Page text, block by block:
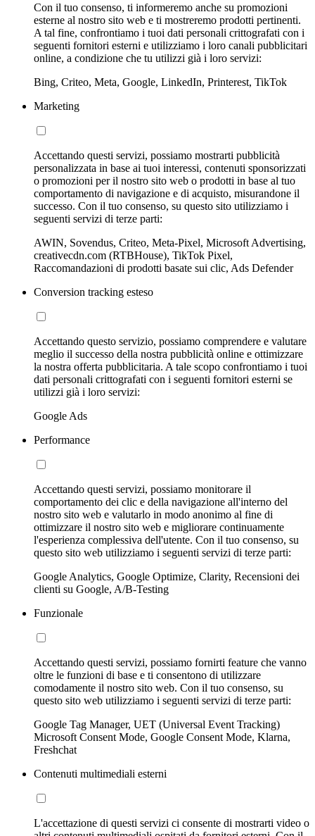
Con il tuo consenso, ti informeremo anche su promozioni
esterne al nostro sito web e ti mostreremo prodotti pertinenti.
A tal fine, confrontiamo i tuoi dati personali crittografati con i
seguenti fornitori esterni e utilizziamo i loro canali pubblicitari
online, a condizione che tu utilizzi già i loro servizi:
Bing, Criteo, Meta, Google, LinkedIn, Printerest, TikTok
Marketing
Accettando questi servizi, possiamo mostrarti pubblicità
personalizzata in base ai tuoi interessi, contenuti sponsorizzati
o promozioni per il nostro sito web o prodotti in base al tuo
comportamento di navigazione e di acquisto, misurandone il
successo. Con il tuo consenso, su questo sito utilizziamo i
seguenti servizi di terze parti:
AWIN, Sovendus, Criteo, Meta-Pixel, Microsoft Advertising,
creativecdn.com (RTBHouse), TikTok Pixel,
Raccomandazioni di prodotti basate sui clic, Ads Defender
Conversion tracking esteso
Accettando questo servizio, possiamo comprendere e valutare
meglio il successo della nostra pubblicità online e ottimizzare
la nostra offerta pubblicitaria. A tale scopo confrontiamo i tuoi
dati personali crittografati con i seguenti fornitori esterni se
utilizzi già i loro servizi:
Google Ads
Performance
Accettando questi servizi, possiamo monitorare il
comportamento dei clic e della navigazione all'interno del
nostro sito web e valutarlo in modo anonimo al fine di
ottimizzare il nostro sito web e migliorare continuamente
l'esperienza complessiva dell'utente. Con il tuo consenso, su
questo sito web utilizziamo i seguenti servizi di terze parti:
Google Analytics, Google Optimize, Clarity, Recensioni dei
clienti su Google, A/B-Testing
Funzionale
Accettando questi servizi, possiamo fornirti feature che vanno
oltre le funzioni di base e ti consentono di utilizzare
comodamente il nostro sito web. Con il tuo consenso, su
questo sito web utilizziamo i seguenti servizi di terze parti:
Google Tag Manager, UET (Universal Event Tracking)
Microsoft Consent Mode, Google Consent Mode, Klarna,
Freshchat
Contenuti multimediali esterni
L'accettazione di questi servizi ci consente di mostrarti video o